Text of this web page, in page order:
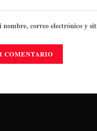
correo electrónico y